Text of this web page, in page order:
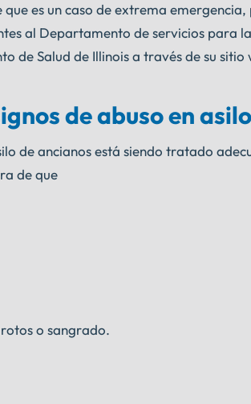
es un caso de extrema
al Departamento de servicios para
de Salud de Illinois a través de su
de abuso en
de ancianos está siendo tratado
de que
o sangrado.